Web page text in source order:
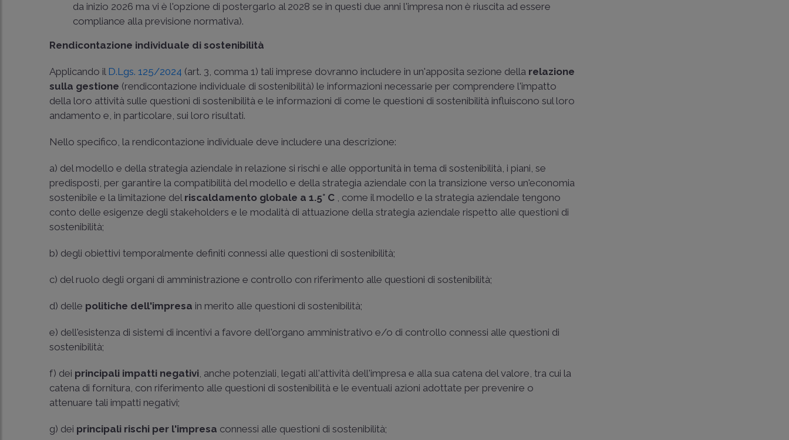
da inizio 2026 ma vi è l'opzione di postergarlo al 2028 se in questi due anni l'impresa non è riuscita ad essere
compliance alla previsione normativa).
Rendicontazione individuale di sostenibilità
Applicando il D.Lgs. 125/2024 (art. 3, comma 1) tali imprese dovranno includere in un'apposita sezione della relazione
sulla gestione (rendicontazione individuale di sostenibilità) le informazioni necessarie per comprendere l'impatto
della loro attività sulle questioni di sostenibilità e le informazioni di come le questioni di sostenibilità influiscono sul loro
andamento e, in particolare, sui loro risultati.
Nello specifico, la rendicontazione individuale deve includere una descrizione:
a) del modello e della strategia aziendale in relazione si rischi e alle opportunità in tema di sostenibilità, i piani, se
predisposti, per garantire la compatibilità del modello e della strategia aziendale con la transizione verso un'economia
sostenibile e la limitazione del riscaldamento globale a 1.5° C , come il modello e la strategia aziendale tengono
conto delle esigenze degli stakeholders e le modalità di attuazione della strategia aziendale rispetto alle questioni di
sostenibilità;
b) degli obiettivi temporalmente definiti connessi alle questioni di sostenibilità;
c) del ruolo degli organi di amministrazione e controllo con riferimento alle questioni di sostenibilità;
d) delle politiche dell'impresa in merito alle questioni di sostenibilità;
e) dell'esistenza di sistemi di incentivi a favore dell'organo amministrativo e/o di controllo connessi alle questioni di
sostenibilità;
f) dei principali impatti negativi, anche potenziali, legati all'attività dell'impresa e alla sua catena del valore, tra cui la
catena di fornitura, con riferimento alle questioni di sostenibilità e le eventuali azioni adottate per prevenire o
attenuare tali impatti negativi;
g) dei principali rischi per l'impresa connessi alle questioni di sostenibilità;